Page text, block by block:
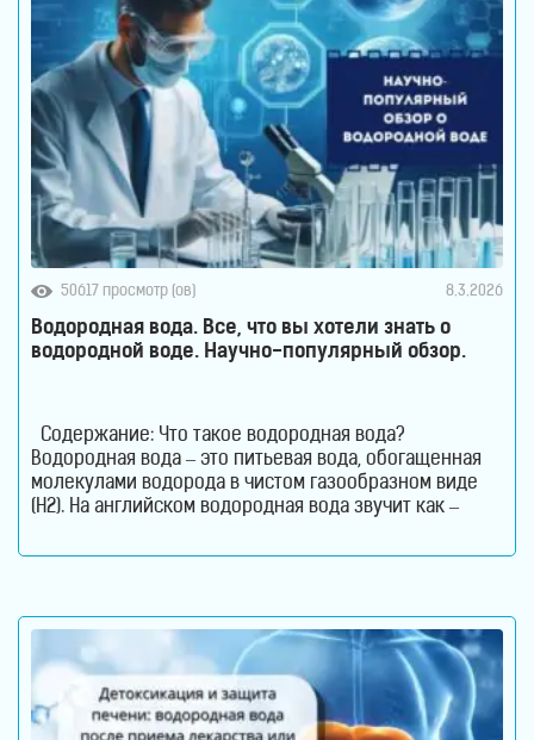
50617 просмотр (ов) 8.3.2026
Водородная вода. Все, что вы хотели знать о
водородной воде. Научно-популярный обзор.
Содержание: Что такое водородная вода?
Водородная вода – это питьевая вода, обогащенная
молекулами водорода в чистом газообразном виде
(H2). На английском водородная вода звучит как –
воде молекулы водорода не вступают в химическую